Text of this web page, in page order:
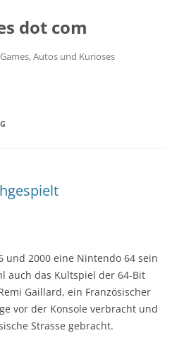
dot com
Autos und Kurioses
und 2000 eine Nintendo 64 sein
auch das Kultspiel der 64-Bit
Gaillard, ein Französischer
vor der Konsole verbracht und
Strasse gebracht.